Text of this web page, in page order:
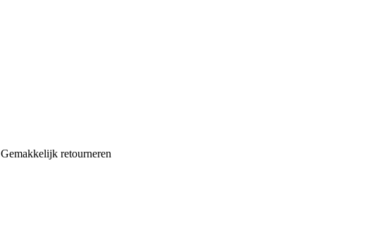
Gemakkelijk retourneren